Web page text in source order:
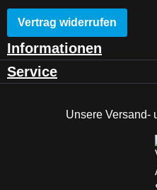
Vertrag widerrufen
Informationen
Service
Unsere Versand-